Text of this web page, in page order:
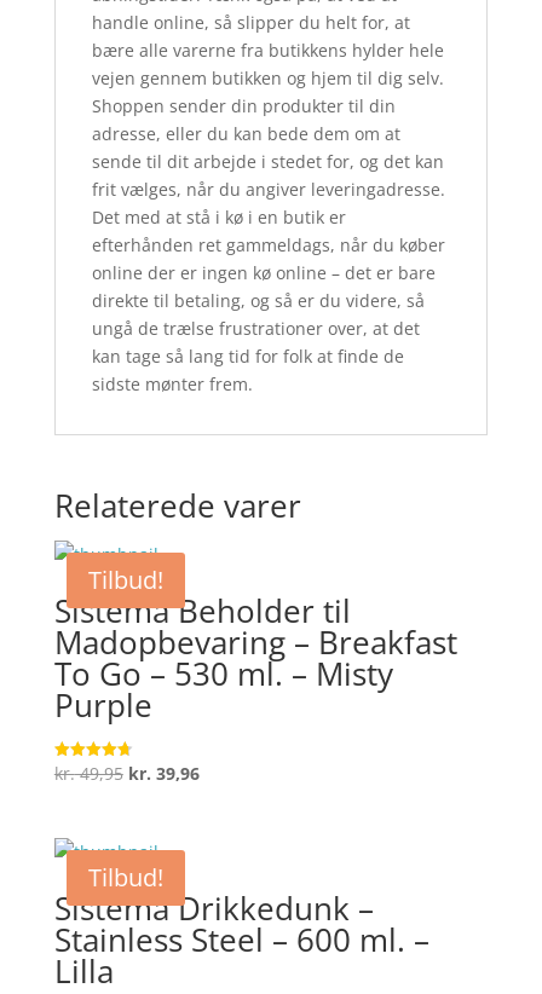
handle online, så slipper du helt for, at
bære alle varerne fra butikkens hylder hele
vejen gennem butikken og hjem til dig selv.
Shoppen sender din produkter til din
adresse, eller du kan bede dem om at
sende til dit arbejde i stedet for, og det kan
frit vælges, når du angiver leveringadresse.
Det med at stå i kø i en butik er
efterhånden ret gammeldags, når du køber
online der er ingen kø online – det er bare
direkte til betaling, og så er du videre, så
ungå de trælse frustrationer over, at det
kan tage så lang tid for folk at finde de
sidste mønter frem.
Relaterede varer
Tilbud!
Sistema Beholder til
Madopbevaring – Breakfast
To Go – 530 ml. – Misty
Purple
Vurderet
4.7
kr.49,95 Den
var:
kr. 49,95.
kr. 39,96Den
Tilbud!
Sistema Drikkedunk –
Stainless Steel – 600 ml. –
Lilla